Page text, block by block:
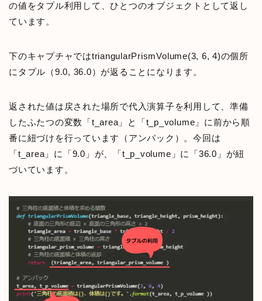
の値をタプル利用して、ひとつのオブジェクトとして返し
ています。
下のキャプチャではtriangularPrismVolume(3, 6, 4)の個所
にタプル（9.0, 36.0）が返ることになります。
返された値は戻された場所で代入演算子を利用して、準備
したふたつの変数「t_area」と「t_p_volume」に前から順
番に紐づけを行っています（アンパック）。今回は
「t_area」に「9.0」が、「t_p_volume」に「36.0」が紐
づいています。